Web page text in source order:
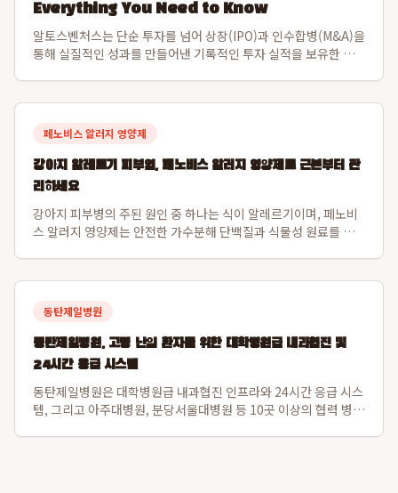
Everything You Need to Know
알토스벤처스는 단순 투자를 넘어 상장(IPO)과 인수합병(M&A)을
통해 실질적인 성과를 만들어낸 기록적인 투자 실적을 보유한 선
선도해왔습니다. 알토스벤처스...
페노비스 알러지 영양제
강아지 알레르기 피부염, 페노비스 알러지 영양제로 근본부터 관
리하세요
강아지 피부병의 주된 원인 중 하나는 식이 알레르기이며, 페노비
스 알러지 영양제는 안전한 가수분해 단백질과 식물성 원료를 사
과 직결된 강아지 피부면역 강화를...
동탄제일병원
동탄제일병원, 고령 난임 환자를 위한 대학병원급 내과협진 및
24시간 응급 시스템
동탄제일병원은 대학병원급 내과협진 인프라와 24시간 응급 시스
템, 그리고 아주대병원, 분당서울대병원 등 10곳 이상의 협력 병원